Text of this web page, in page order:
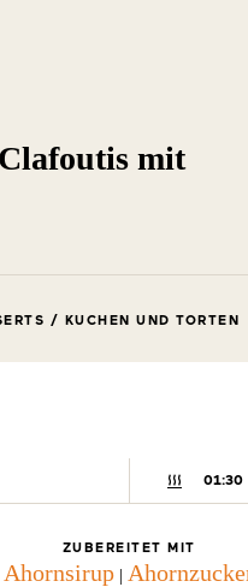
mit
/ KUCHEN UND TORTEN
01:30
ZUBEREITET MIT
Ahornsirup |